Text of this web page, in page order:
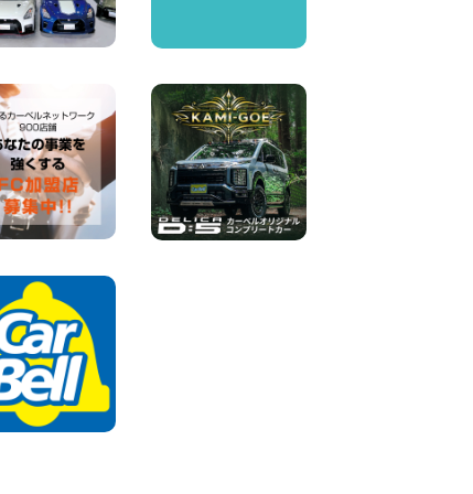
夏季休暇のお知らせ 東京都
墨田文花店
お盆も休まず営業します! 神
奈川県 横浜旭南本宿町店
100円レンタカー 横浜旭南本宿町
2026年08月07日
お引越しに便利で最適!(禁煙
車両) 香川県 坂出川津店
100円レンタカー 坂出川津
2026年08月07日
2台になりました!】 岐阜県 各
務原那加店